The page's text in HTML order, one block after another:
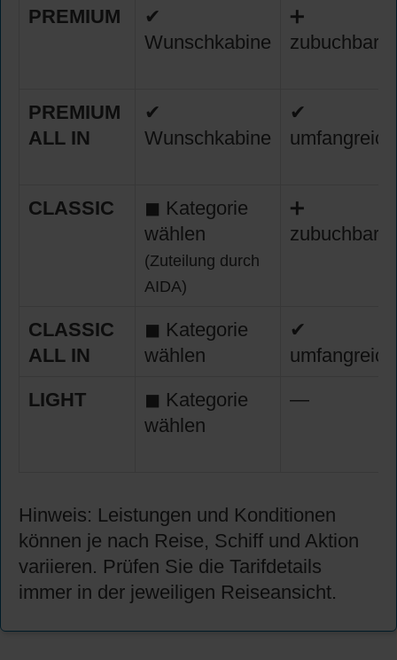
PREMIUM
✔
Wunschkabine
➕
zubuchbar
PREMIUM
ALL IN
✔
Wunschkabine
✔
umfangreich
CLASSIC
◼ Kategorie
wählen
(Zuteilung durch
AIDA)
➕
zubuchbar
CLASSIC
ALL IN
◼ Kategorie
wählen
✔
umfangreich
LIGHT
◼ Kategorie
wählen
—
Hinweis: Leistungen und Konditionen
können je nach Reise, Schiff und Aktion
variieren. Prüfen Sie die Tarifdetails
immer in der jeweiligen Reiseansicht.